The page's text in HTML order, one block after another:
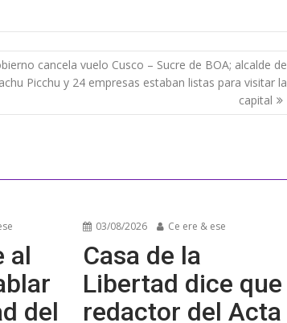
cancela vuelo Cusco – Sucre de BOA; alcalde de
Picchu y 24 empresas estaban listas para visitar la
capital
al
del
03/08/2026 Ce ere & ese
Casa de la
Libertad dice que
redactor del Acta